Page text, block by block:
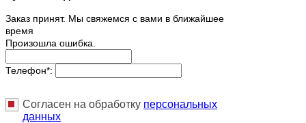
Заказ принят. Мы свяжемся с вами в ближайшее
время
Произошла ошибка.
Телефон*:
Согласен на обработку персональныx
данных